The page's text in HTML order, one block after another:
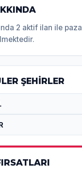
2 aktif ilan ile
ŞEHİRLER